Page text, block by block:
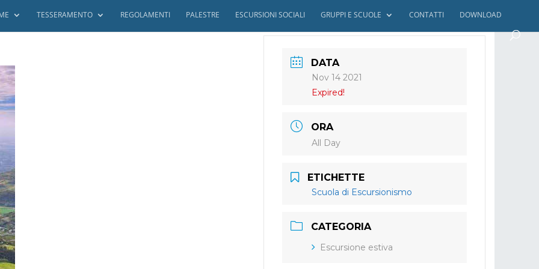
TESSERAMENTO REGOLAMENTI PALESTRE ESCURSIONI SOCIALI GRUPPI E SCUOLE CONTATTI DOWNLOAD
DATA
Nov 14 2021
Expired!
ORA
All Day
ETICHETTE
Scuola di Escursionismo
CATEGORIA
Escursione estiva